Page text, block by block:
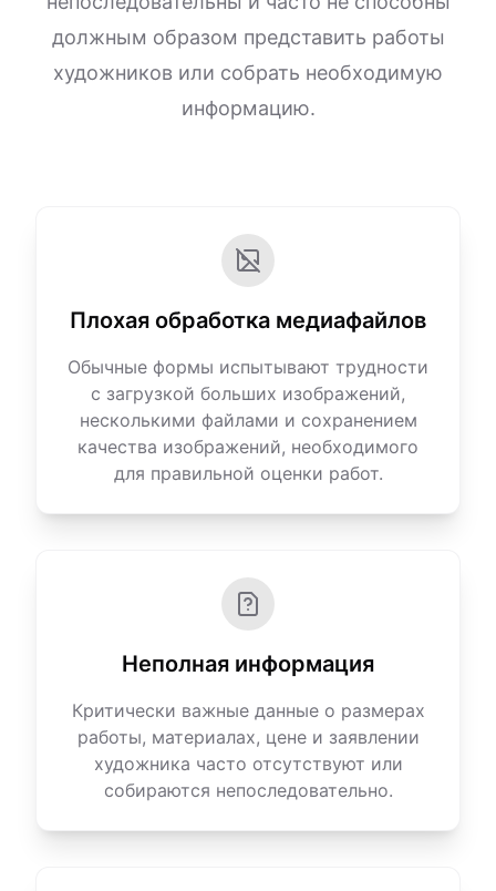
должным образом представить работы
художников или собрать необходимую
информацию.
Плохая обработка медиафайлов
Обычные формы испытывают трудности
с загрузкой больших изображений,
несколькими файлами и сохранением
качества изображений, необходимого
для правильной оценки работ.
Неполная информация
Критически важные данные о размерах
работы, материалах, цене и заявлении
художника часто отсутствуют или
собираются непоследовательно.